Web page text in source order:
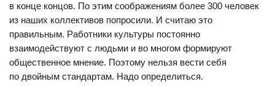
в конце концов. По этим соображениям более 300 человек
из наших коллективов попросили. И считаю это
правильным. Работники культуры постоянно
взаимодействуют с людьми и во многом формируют
общественное мнение. Поэтому нельзя вести себя
по двойным стандартам. Надо определиться.